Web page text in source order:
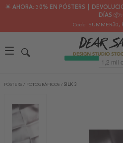
🌟 AHORA: 30% EN PÓSTERS ┃
DÍAS 📦✨
Code: SUMMER30,
PÓSTERS / FOTOGRÁFICOS / SILK 3